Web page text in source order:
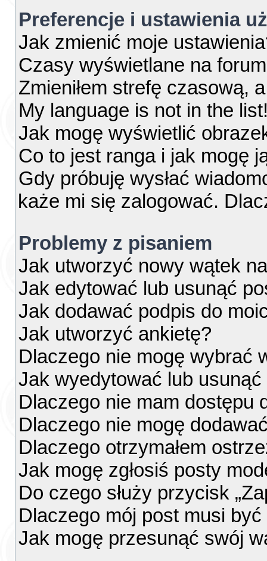
Preferencje i ustawienia
Jak zmienić moje
Czasy wyświetlane na
Zmieniłem strefę czasową,
My language is not in the
Jak mogę wyświetlić
Co to jest ranga i jak mogę
Gdy próbuję wysłać
każe mi się zalogować.
Problemy z pisaniem
Jak utworzyć nowy wątek
Jak edytować lub usunąć
Jak dodawać podpis do
Jak utworzyć ankietę?
Dlaczego nie mogę wybrać
Jak wyedytować lub usunąć
Dlaczego nie mam dostępu
Dlaczego nie mogę
Dlaczego otrzymałem
Jak mogę zgłosiś posty
Do czego służy przycisk
Dlaczego mój post musi
Jak mogę przesunąć swój